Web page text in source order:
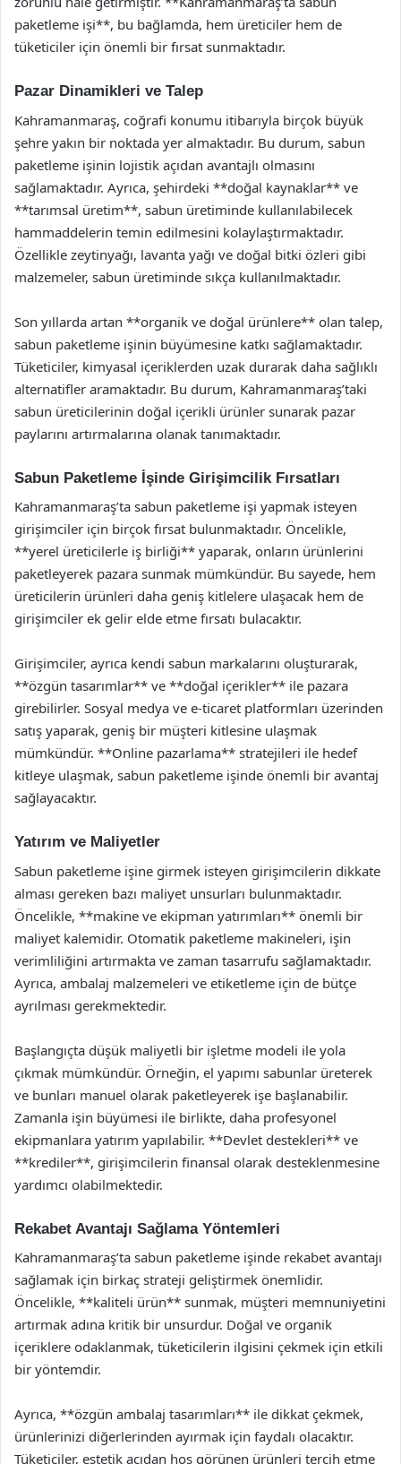
paketleme işi**, bu bağlamda, hem üreticiler hem de
tüketiciler için önemli bir fırsat sunmaktadır.
Pazar Dinamikleri ve Talep
Kahramanmaraş, coğrafi konumu itibarıyla birçok büyük
şehre yakın bir noktada yer almaktadır. Bu durum, sabun
paketleme işinin lojistik açıdan avantajlı olmasını
sağlamaktadır. Ayrıca, şehirdeki **doğal kaynaklar** ve
**tarımsal üretim**, sabun üretiminde kullanılabilecek
hammaddelerin temin edilmesini kolaylaştırmaktadır.
Özellikle zeytinyağı, lavanta yağı ve doğal bitki özleri gibi
malzemeler, sabun üretiminde sıkça kullanılmaktadır.
Son yıllarda artan **organik ve doğal ürünlere** olan talep,
sabun paketleme işinin büyümesine katkı sağlamaktadır.
Tüketiciler, kimyasal içeriklerden uzak durarak daha sağlıklı
alternatifler aramaktadır. Bu durum, Kahramanmaraş’taki
sabun üreticilerinin doğal içerikli ürünler sunarak pazar
paylarını artırmalarına olanak tanımaktadır.
Sabun Paketleme İşinde Girişimcilik Fırsatları
Kahramanmaraş’ta sabun paketleme işi yapmak isteyen
girişimciler için birçok fırsat bulunmaktadır. Öncelikle,
**yerel üreticilerle iş birliği** yaparak, onların ürünlerini
paketleyerek pazara sunmak mümkündür. Bu sayede, hem
üreticilerin ürünleri daha geniş kitlelere ulaşacak hem de
girişimciler ek gelir elde etme fırsatı bulacaktır.
Girişimciler, ayrıca kendi sabun markalarını oluşturarak,
**özgün tasarımlar** ve **doğal içerikler** ile pazara
girebilirler. Sosyal medya ve e-ticaret platformları üzerinden
satış yaparak, geniş bir müşteri kitlesine ulaşmak
mümkündür. **Online pazarlama** stratejileri ile hedef
kitleye ulaşmak, sabun paketleme işinde önemli bir avantaj
sağlayacaktır.
Yatırım ve Maliyetler
Sabun paketleme işine girmek isteyen girişimcilerin dikkate
alması gereken bazı maliyet unsurları bulunmaktadır.
Öncelikle, **makine ve ekipman yatırımları** önemli bir
maliyet kalemidir. Otomatik paketleme makineleri, işin
verimliliğini artırmakta ve zaman tasarrufu sağlamaktadır.
Ayrıca, ambalaj malzemeleri ve etiketleme için de bütçe
ayrılması gerekmektedir.
Başlangıçta düşük maliyetli bir işletme modeli ile yola
çıkmak mümkündür. Örneğin, el yapımı sabunlar üreterek
ve bunları manuel olarak paketleyerek işe başlanabilir.
Zamanla işin büyümesi ile birlikte, daha profesyonel
ekipmanlara yatırım yapılabilir. **Devlet destekleri** ve
**krediler**, girişimcilerin finansal olarak desteklenmesine
yardımcı olabilmektedir.
Rekabet Avantajı Sağlama Yöntemleri
Kahramanmaraş’ta sabun paketleme işinde rekabet avantajı
sağlamak için birkaç strateji geliştirmek önemlidir.
Öncelikle, **kaliteli ürün** sunmak, müşteri memnuniyetini
artırmak adına kritik bir unsurdur. Doğal ve organik
içeriklere odaklanmak, tüketicilerin ilgisini çekmek için etkili
bir yöntemdir.
Ayrıca, **özgün ambalaj tasarımları** ile dikkat çekmek,
ürünlerinizi diğerlerinden ayırmak için faydalı olacaktır.
Tüketiciler, estetik açıdan hoş görünen ürünleri tercih etme